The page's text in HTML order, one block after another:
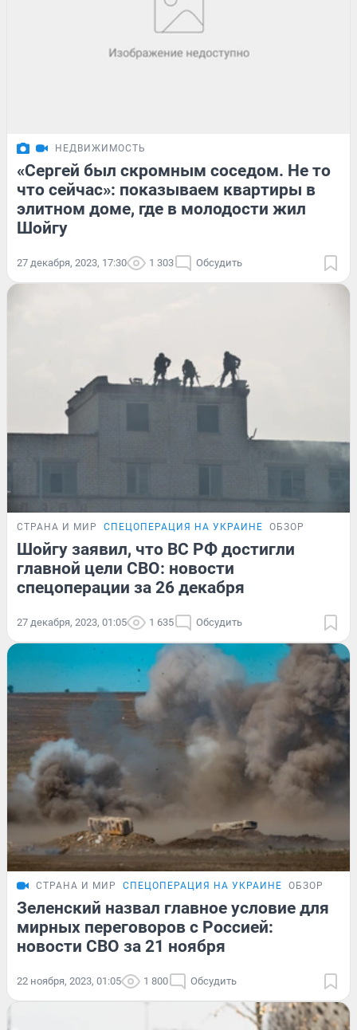
НЕДВИЖИМОСТЬ
«Сергей был скромным соседом. Не то
что сейчас»: показываем квартиры в
элитном доме, где в молодости жил
Шойгу
27 декабря, 2023, 17:30 1 303 Обсудить
СТРАНА И МИР СПЕЦОПЕРАЦИЯ НА УКРАИНЕ ОБЗОР
Шойгу заявил, что ВС РФ достигли
главной цели СВО: новости
спецоперации за 26 декабря
27 декабря, 2023, 01:05 1 635 Обсудить
СТРАНА И МИР СПЕЦОПЕРАЦИЯ НА УКРАИНЕ ОБЗОР
Зеленский назвал главное условие для
мирных переговоров с Россией:
новости СВО за 21 ноября
22 ноября, 2023, 01:05 1 800 Обсудить